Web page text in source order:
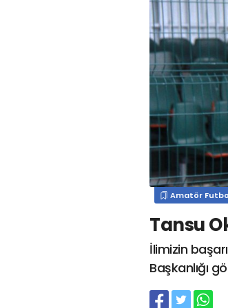
mert cengiz
#
gülspor41
#
cengiz
#erdem övüç
#eleke # lua lua
metin diyadinspor41
kocaelispor
Amatör
Tansu
İlimizin
Başkanlığı